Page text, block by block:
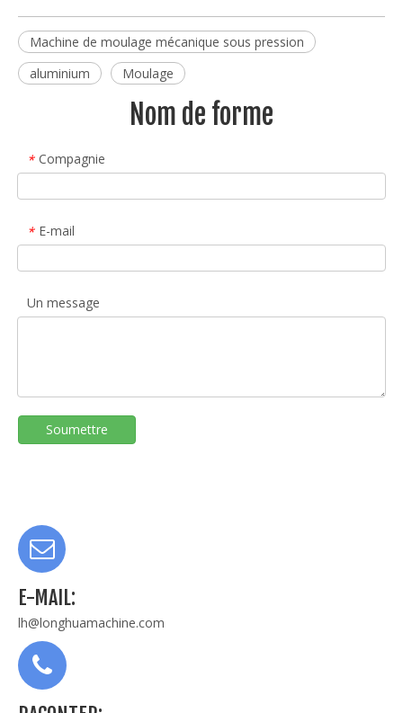
Machine de moulage mécanique sous pression
aluminium
Moulage
Nom de forme
* Compagnie
* E-mail
Un message
Soumettre
E-MAIL:
lh@longhuamachine.com